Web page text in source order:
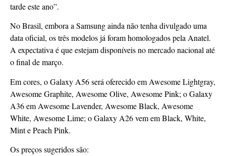
tarde este ano”.
No Brasil, embora a Samsung ainda não tenha divulgado uma
data oficial, os três modelos já foram homologados pela Anatel.
A expectativa é que estejam disponíveis no mercado nacional até
o final de março.
Em cores, o Galaxy A56 será oferecido em Awesome Lightgray,
Awesome Graphite, Awesome Olive, Awesome Pink; o Galaxy
A36 em Awesome Lavender, Awesome Black, Awesome
White, Awesome Lime; o Galaxy A26 vem em Black, White,
Mint e Peach Pink.
Os preços sugeridos são: